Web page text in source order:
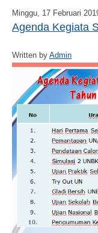
Minggu, 17 Februari
Agenda Kegiata
Written by Admin